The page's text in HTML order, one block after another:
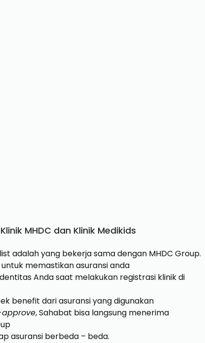
MHDC dan Klinik Medikids
adalah yang bekerja sama dengan MHDC Group.
memastikan asuransi anda
Anda saat melakukan registrasi klinik di
benefit dari asuransi yang digunakan
approve, Sahabat bisa langsung menerima
asuransi berbeda – beda.